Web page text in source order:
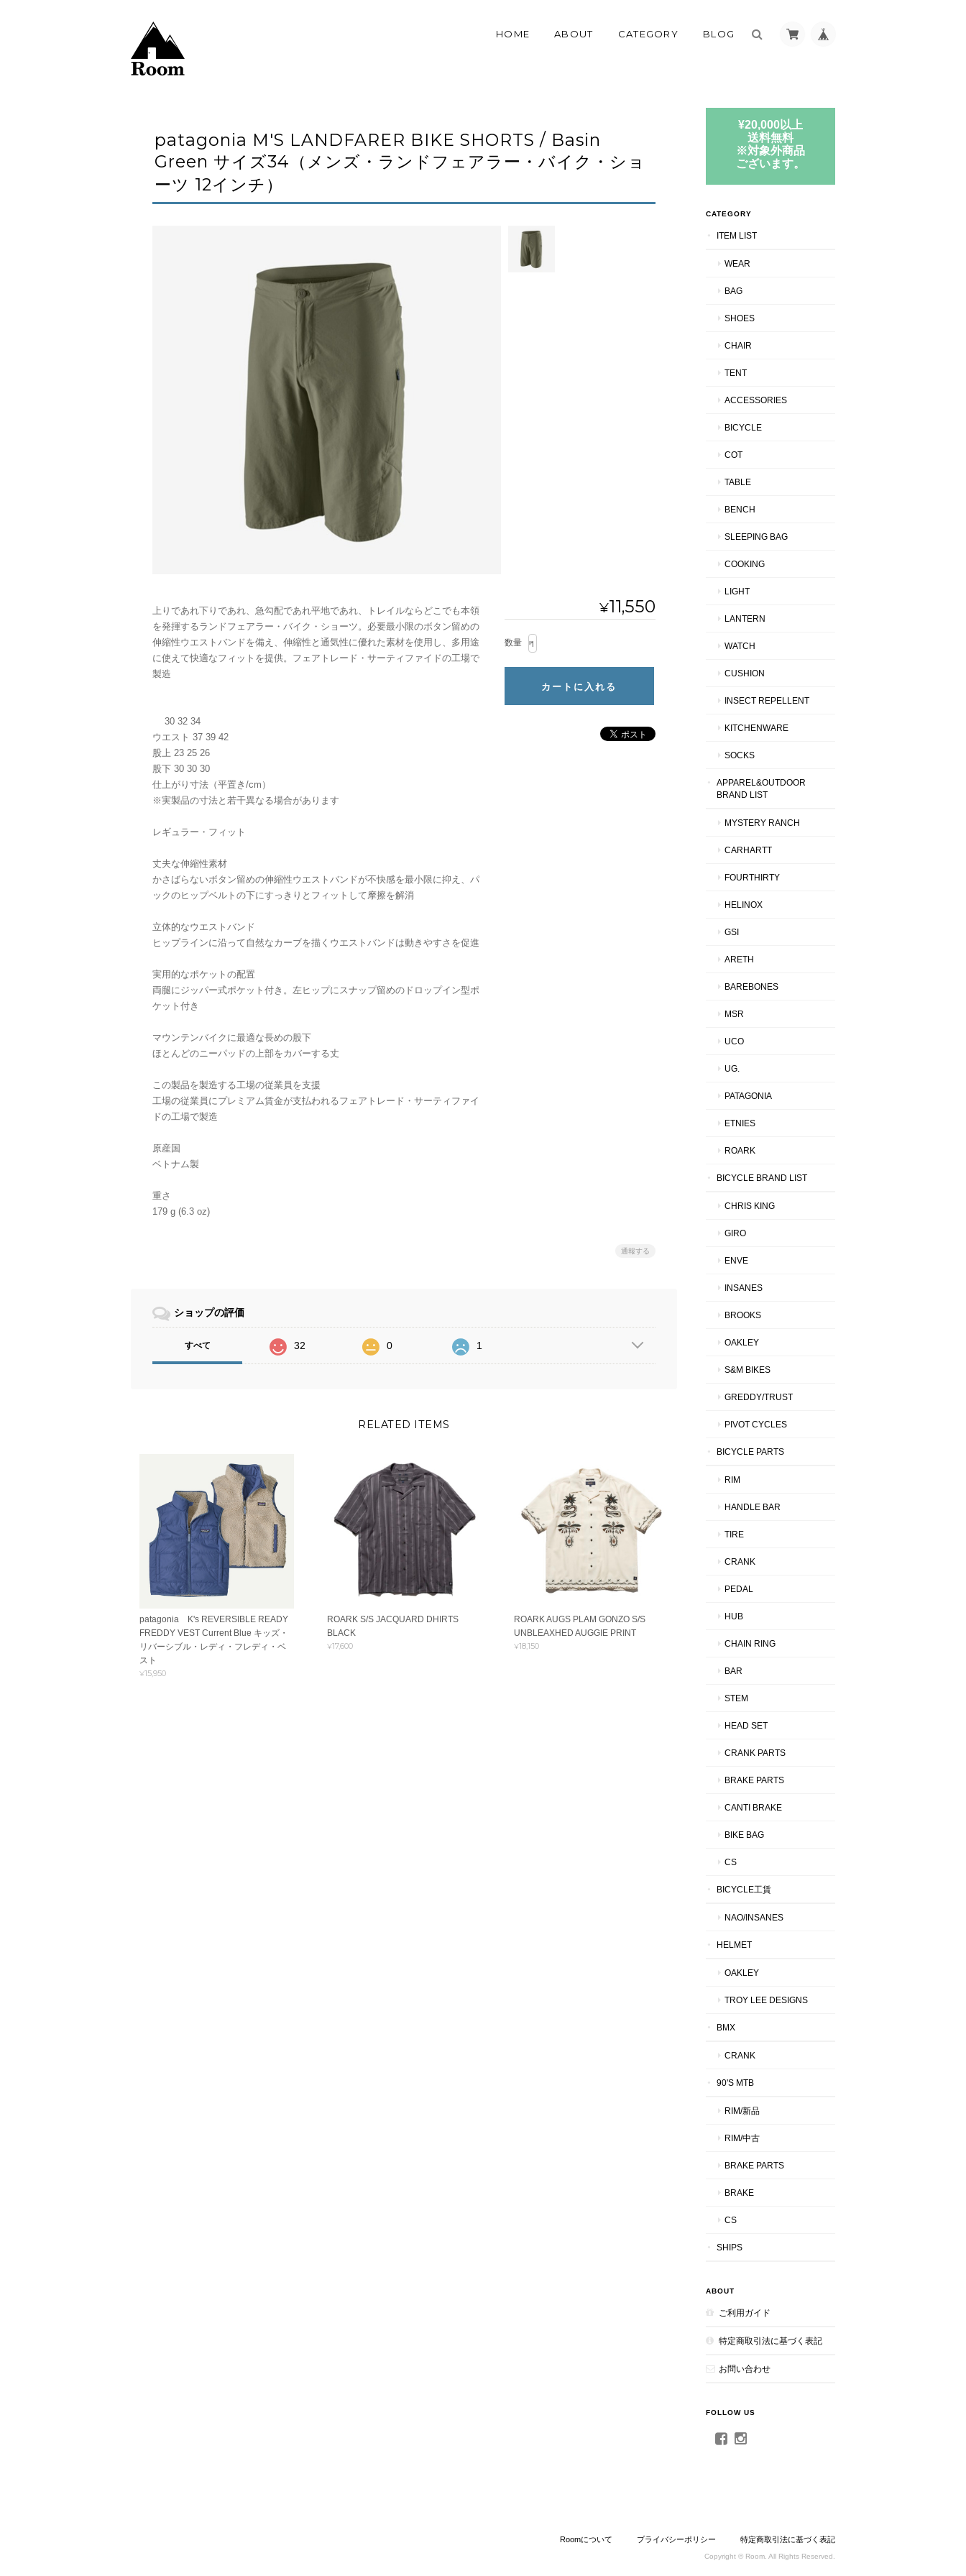
HOME ABOUT CATEGORY BLOG
patagonia M'S LANDFARER BIKE SHORTS / Basin
Green サイズ34（メンズ・ランドフェアラー・バイク・ショ
ーツ 12インチ）
上りであれ下りであれ、急勾配であれ平地であれ、トレイルならどこでも本領
を発揮するランドフェアラー・バイク・ショーツ。必要最小限のボタン留めの
伸縮性ウエストバンドを備え、伸縮性と通気性に優れた素材を使用し、多用途
に使えて快適なフィットを提供。フェアトレード・サーティファイドの工場で
製造
30 32 34
ウエスト 37 39 42
股上 23 25 26
股下 30 30 30
仕上がり寸法（平置き/cm）
※実製品の寸法と若干異なる場合があります
レギュラー・フィット
丈夫な伸縮性素材
かさばらないボタン留めの伸縮性ウエストバンドが不快感を最小限に抑え、パ
ックのヒップベルトの下にすっきりとフィットして摩擦を解消
立体的なウエストバンド
ヒップラインに沿って自然なカーブを描くウエストバンドは動きやすさを促進
実用的なポケットの配置
両腿にジッパー式ポケット付き。左ヒップにスナップ留めのドロップイン型ポ
ケット付き
マウンテンバイクに最適な長めの股下
ほとんどのニーパッドの上部をカバーする丈
この製品を製造する工場の従業員を支援
工場の従業員にプレミアム賃金が支払われるフェアトレード・サーティファイ
ドの工場で製造
原産国
ベトナム製
重さ
179 g (6.3 oz)
¥11,550
数量
通報する
ショップの評価
すべて 32 0 1
RELATED ITEMS
patagonia K's REVERSIBLE READY
FREDDY VEST Current Blue キッズ・
リバーシブル・レディ・フレディ・ベ
スト
¥15,950
ROARK S/S JACQUARD DHIRTS
BLACK
¥17,600
ROARK AUGS PLAM GONZO S/S
UNBLEAXHED AUGGIE PRINT
¥18,150
¥20,000以上
送料無料
※対象外商品
ございます。
CATEGORY
ITEM LIST
WEAR
BAG
SHOES
CHAIR
TENT
ACCESSORIES
BICYCLE
COT
TABLE
BENCH
SLEEPING BAG
COOKING
LIGHT
LANTERN
WATCH
CUSHION
INSECT REPELLENT
KITCHENWARE
SOCKS
APPAREL&OUTDOOR
BRAND LIST
MYSTERY RANCH
CARHARTT
FOURTHIRTY
HELINOX
GSI
ARETH
BAREBONES
MSR
UCO
UG.
PATAGONIA
ETNIES
ROARK
BICYCLE BRAND LIST
CHRIS KING
GIRO
ENVE
INSANES
BROOKS
OAKLEY
S&M BIKES
GREDDY/TRUST
PIVOT CYCLES
BICYCLE PARTS
RIM
HANDLE BAR
TIRE
CRANK
PEDAL
HUB
CHAIN RING
BAR
STEM
HEAD SET
CRANK PARTS
BRAKE PARTS
CANTI BRAKE
BIKE BAG
CS
BICYCLE工賃
NAO/INSANES
HELMET
OAKLEY
TROY LEE DESIGNS
BMX
CRANK
90'S MTB
RIM/新品
RIM/中古
BRAKE PARTS
BRAKE
CS
SHIPS
ABOUT
ご利用ガイド
特定商取引法に基づく表記
お問い合わせ
FOLLOW US
Roomについて プライバシーポリシー 特定商取引法に基づく表記
Copyright © Room. All Rights Reserved.